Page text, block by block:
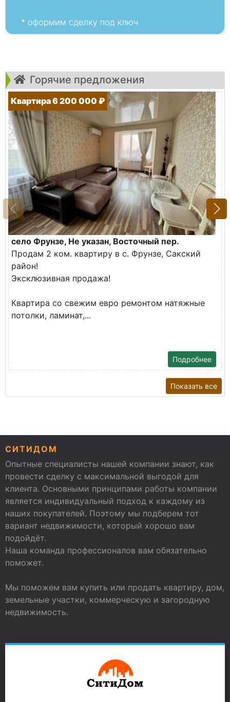
Горячие предложения
Квартира 6 200 000 ₽
село Фрунзе, Не указан, Восточный пер.
Продам 2 ком. квартиру в с. Фрунзе, Сакский
район!
Эксклюзивная продажа!
Квартира со свежим евро ремонтом натяжные
потолки, ламинат,...
Подробнее
Показать все
СИТИДОМ
Опытные специалисты нашей компании знают, как
провести сделку с максимальной выгодой для
клиента. Основными принципами работы компании
является индивидуальный подход к каждому из
наших покупателей. Поэтому мы подберем тот
вариант недвижимости, который хорошо вам
подойдёт.
Наша команда профессионалов вам обязательно
поможет.
Мы поможем вам купить или продать квартиру, дом,
земельные участки, коммерческую и загородную
недвижимость.